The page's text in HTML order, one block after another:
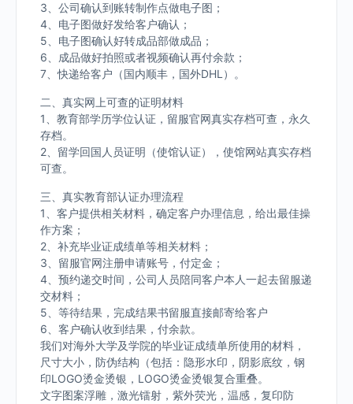
3、公司确认到账转制作点做电子图；
4、电子图做好发给客户确认；
5、电子图确认好转成品部做成品；
6、成品做好拍照或者视频确认再付余款；
7、快递给客户（国内顺丰，国外DHL）。
二、真实网上可查的证明材料
1、教育部学历学位认证，留服官网真实存档可查，永久
存档。
2、留学回国人员证明（使馆认证），使馆网站真实存档
可查。
三、真实教育部认证办理流程
1、客户提供相关材料，确定客户办理信息，给出最佳操
作方案；
2、补充毕业证成绩单等相关材料；
3、留服官网注册申请账号，付定金；
4、预约递交时间，公司人员陪同客户本人一起去留服递
交材料；
5、等待结果，完成结果书留服直接邮寄给客户
6、客户确认收到结果，付余款。
我们对海外大学及学院的毕业证成绩单所使用的材料，
尺寸大小，防伪结构（包括：隐形水印，阴影底纹，钢
印LOGO烫金烫银，LOGO烫金烫银复合重叠。
文字图案浮雕，激光镭射，紫外荧光，温感，复印防